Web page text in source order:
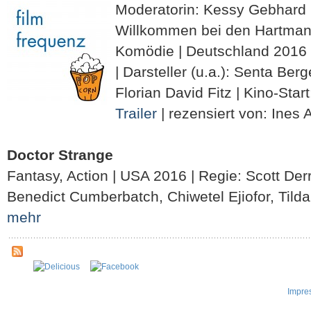
Moderatorin: Kessy Gebhard
Willkommen bei den
Komödie | Deutschland
| Darsteller (u.a.): Senta
Florian David Fitz | Kino-
Trailer | rezensiert von: Ines
Doctor Strange
Fantasy, Action | USA 2016 | Regie: Scott
Benedict Cumberbatch, Chiwetel Ejiofor,
mehr